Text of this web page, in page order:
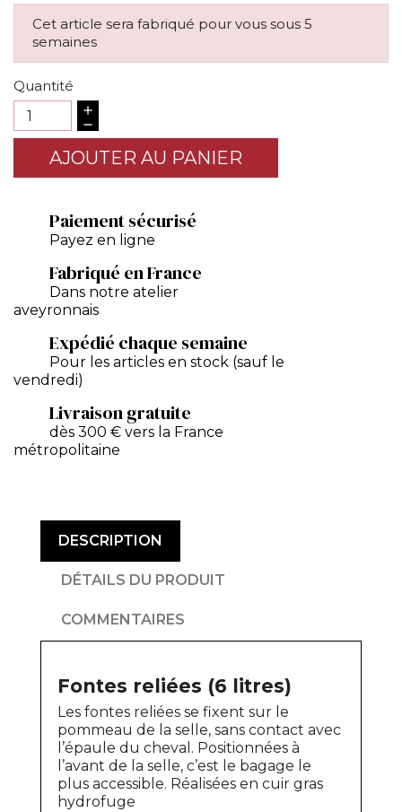
Cet article sera fabriqué pour vous sous 5
semaines
Quantité
AJOUTER AU PANIER
Paiement sécurisé
Payez en ligne
Fabriqué en France
Dans notre atelier
aveyronnais
Expédié chaque semaine
Pour les articles en stock (sauf le
vendredi)
Livraison gratuite
dès 300 € vers la France
métropolitaine
DESCRIPTION
DÉTAILS DU PRODUIT
COMMENTAIRES
Fontes reliées (6 litres)
Les fontes reliées se fixent sur le
pommeau de la selle, sans contact avec
l’épaule du cheval. Positionnées à
l’avant de la selle, c’est le bagage le
plus accessible. Réalisées en cuir gras
hydrofuge